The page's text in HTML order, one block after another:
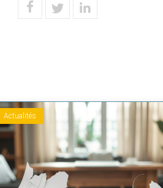
Actualités